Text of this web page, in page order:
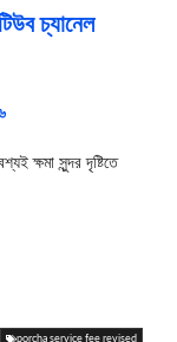
চ্যানেল
ক্ষমা সুন্দর দৃষ্টিতে
porcha service fee revised